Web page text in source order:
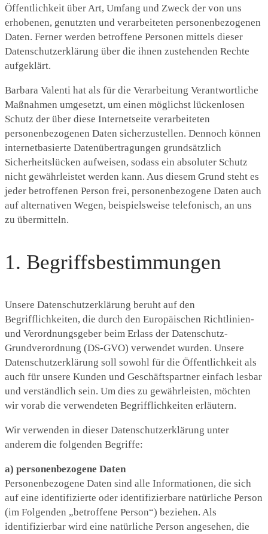
Öffentlichkeit über Art, Umfang und Zweck der von uns
erhobenen, genutzten und verarbeiteten personenbezogenen
Daten. Ferner werden betroffene Personen mittels dieser
Datenschutzerklärung über die ihnen zustehenden Rechte
aufgeklärt.
Barbara Valenti hat als für die Verarbeitung Verantwortliche
Maßnahmen umgesetzt, um einen möglichst lückenlosen
Schutz der über diese Internetseite verarbeiteten
personenbezogenen Daten sicherzustellen. Dennoch können
internetbasierte Datenübertragungen grundsätzlich
Sicherheitslücken aufweisen, sodass ein absoluter Schutz
nicht gewährleistet werden kann. Aus diesem Grund steht es
jeder betroffenen Person frei, personenbezogene Daten auch
auf alternativen Wegen, beispielsweise telefonisch, an uns
zu übermitteln.
1. Begriffsbestimmungen
Unsere Datenschutzerklärung beruht auf den
Begrifflichkeiten, die durch den Europäischen Richtlinien-
und Verordnungsgeber beim Erlass der Datenschutz-
Grundverordnung (DS-GVO) verwendet wurden. Unsere
Datenschutzerklärung soll sowohl für die Öffentlichkeit als
auch für unsere Kunden und Geschäftspartner einfach lesbar
und verständlich sein. Um dies zu gewährleisten, möchten
wir vorab die verwendeten Begrifflichkeiten erläutern.
Wir verwenden in dieser Datenschutzerklärung unter
anderem die folgenden Begriffe:
a) personenbezogene Daten
Personenbezogene Daten sind alle Informationen, die sich
auf eine identifizierte oder identifizierbare natürliche Person
(im Folgenden „betroffene Person“) beziehen. Als
identifizierbar wird eine natürliche Person angesehen, die